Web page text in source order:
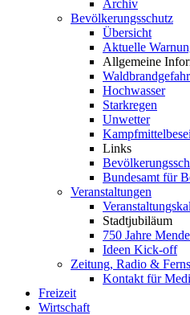
Archiv
Bevölkerungsschutz
Übersicht
Aktuelle
Allgemeine
Waldbrandgefahr
Hochwasser
Starkregen
Unwetter
Links
Bundesamt für
Veranstaltungen
Stadtjubiläum
750 Jahre
Ideen Kick-off
Zeitung, Radio &
Kontakt für
Freizeit
Wirtschaft